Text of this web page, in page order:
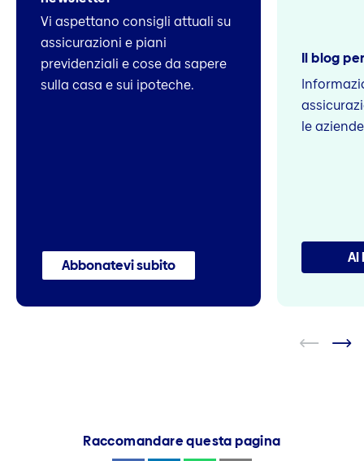
Vi aspettano consigli attuali su
assicurazioni e piani
previdenziali e cose da sapere
sulla casa e sui ipoteche.
Abbonatevi subito
Il blog
le
Al
Raccomandare questa pagina